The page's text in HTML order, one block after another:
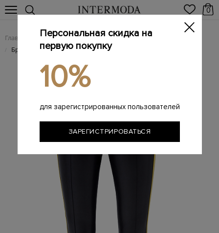
0
Главная Женщинам / Женская одежда / Женские брюки
/ Брюки с эффектом кожи и трикотажной отделкой
Персональная скидка на
первую покупку
10%
для зарегистрированных пользователей
ЗАРЕГИСТРИРОВАТЬСЯ